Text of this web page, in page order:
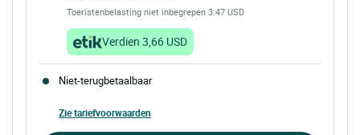
Toeristenbelasting niet inbegrepen 3.47 USD
Verdien 3,66 USD
Niet-terugbetaalbaar
Zie tariefvoorwaarden